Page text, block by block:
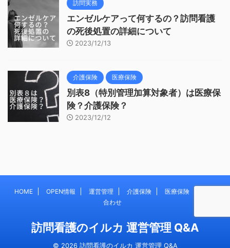
訪問実務
エンゼルケアって何するの？訪問看護
の死後処置の詳細について
2023/12/13
介護保険 医療保険
別表8（特別管理加算対象者）は医療保
険？介護保険？
2023/12/12
HOME OPEN情報 運営管理 介護保険 医療保険
合わせ
訪問看護のイルカ 運営管理 Q&A
© 2026 訪問看護のイルカ 運営管理 Q&A